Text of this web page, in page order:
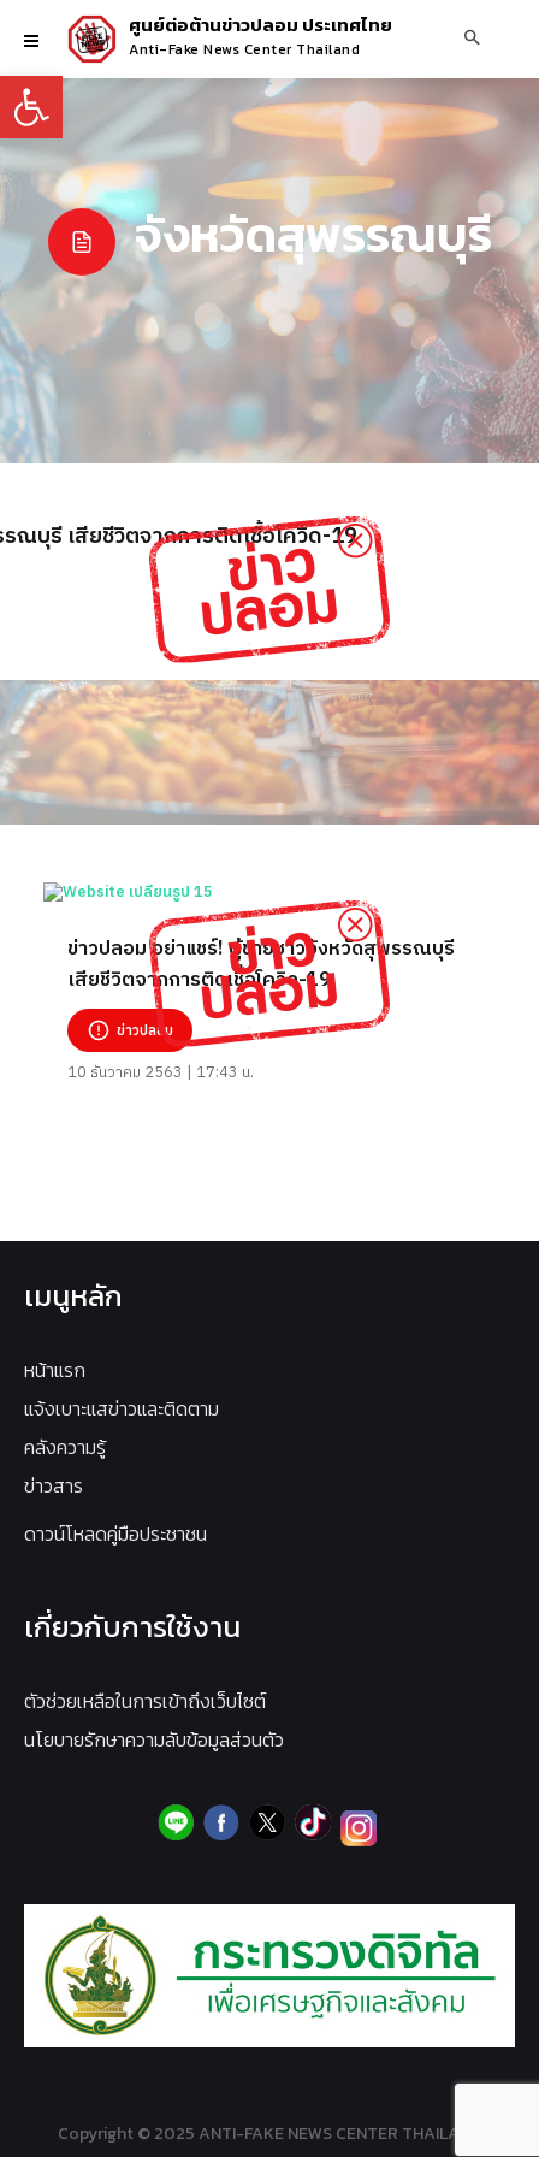
Open toolbar
ศูนย์ต่อต้านข่าวปลอม ประเทศไทย
Anti-Fake News Center Thailand
จังหวัดสุพรรณบุรี
ณบุรี เสียชีวิตจากการติดเชื้อโควิด-19
ข่าวปลอม อย่าแชร์! ผู้ชายชาวจังหวัดสุพรรณบุรี
เสียชีวิตจากการติดเชื้อโควิด-19
ข่าวปลอม
10 ธันวาคม 2563 | 17:43 น.
เมนูหลัก
หน้าแรก
แจ้งเบาะแสข่าวและติดตาม
คลังความรู้
ข่าวสาร
ดาวน์โหลดคู่มือประชาชน
เกี่ยวกับการใช้งาน
ตัวช่วยเหลือในการเข้าถึงเว็บไซต์
นโยบายรักษาความลับข้อมูลส่วนตัว
Copyright © 2025 ANTI-FAKE NEWS CENTER THAILAND